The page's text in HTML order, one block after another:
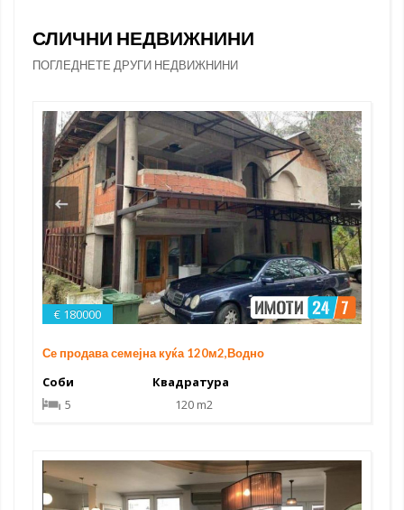
СЛИЧНИ НЕДВИЖНИНИ
ПОГЛЕДНЕТЕ ДРУГИ НЕДВИЖНИНИ
€ 180000
Се продава семејна куќа 120м2,Водно
Соби
5
Квадратура
120 m2